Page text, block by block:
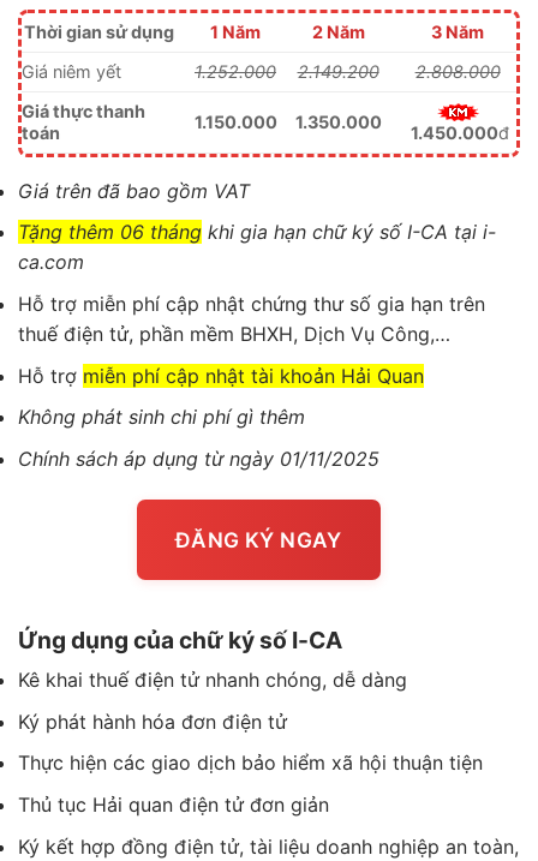
Thời gian sử dụng 1 Năm 2 Năm
3 Năm
Giá niêm yết
1.252.000 2.149.200
2.808.000
Giá thực thanh
toán
1.150.000 1.350.000
1.450.000đ
Giá trên đã bao gồm VAT
Tặng thêm 06 tháng khi gia hạn chữ ký số I-CA tại i-
ca.com
Hỗ trợ miễn phí cập nhật chứng thư số gia hạn trên
thuế điện tử, phần mềm BHXH, Dịch Vụ Công,…
Hỗ trợ miễn phí cập nhật tài khoản Hải Quan
Không phát sinh chi phí gì thêm
Chính sách áp dụng từ ngày 01/11/2025
ĐĂNG KÝ NGAY
Ứng dụng của chữ ký số I-CA
Kê khai thuế điện tử nhanh chóng, dễ dàng
Ký phát hành hóa đơn điện tử
Thực hiện các giao dịch bảo hiểm xã hội thuận tiện
Thủ tục Hải quan điện tử đơn giản
Ký kết hợp đồng điện tử, tài liệu doanh nghiệp an toàn,